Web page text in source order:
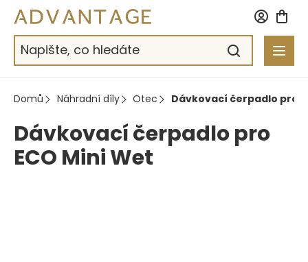
Přejít
obsah
Domů Náhradní díly Otec Dávkovací čerpadlo pro
Dávkovací čerpadlo pro
ECO Mini Wet